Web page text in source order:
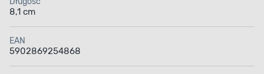
8,1 cm
EAN
5902869254868